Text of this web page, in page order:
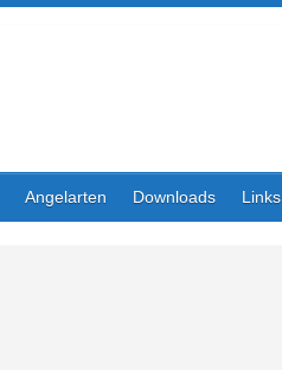
Angelarten Downloads Links